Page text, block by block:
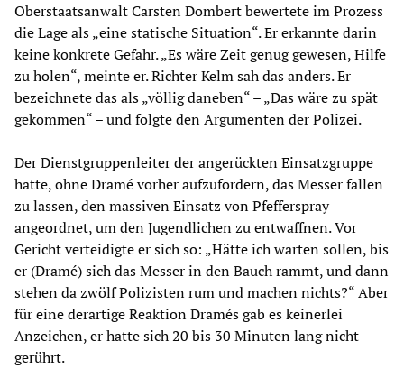
Oberstaatsanwalt Carsten Dombert bewertete im Prozess
die Lage als „eine statische Situation“. Er erkannte darin
keine konkrete Gefahr. „Es wäre Zeit genug gewesen, Hilfe
zu holen“, meinte er. Richter Kelm sah das anders. Er
bezeichnete das als „völlig daneben“ – „Das wäre zu spät
gekommen“ – und folgte den Argumenten der Polizei.
Der Dienstgruppenleiter der angerückten Einsatzgruppe
hatte, ohne Dramé vorher aufzufordern, das Messer fallen
zu lassen, den massiven Einsatz von Pfefferspray
angeordnet, um den Jugendlichen zu entwaffnen. Vor
Gericht verteidigte er sich so: „Hätte ich warten sollen, bis
er (Dramé) sich das Messer in den Bauch rammt, und dann
stehen da zwölf Polizisten rum und machen nichts?“ Aber
für eine derartige Reaktion Dramés gab es keinerlei
Anzeichen, er hatte sich 20 bis 30 Minuten lang nicht
gerührt.